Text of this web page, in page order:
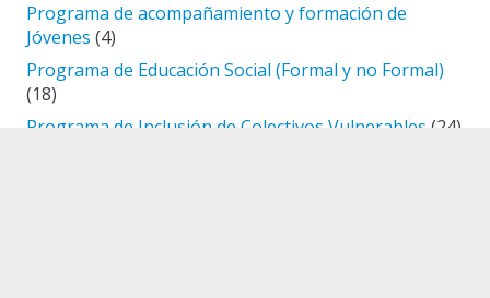
Programa de acompañamiento y formación de
Jóvenes (4)
Programa de Educación Social (Formal y no Formal)
(18)
Programa de Inclusión de Colectivos Vulnerables (24)